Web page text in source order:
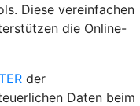
Diese vereinfachen
die Online-
der
Daten beim